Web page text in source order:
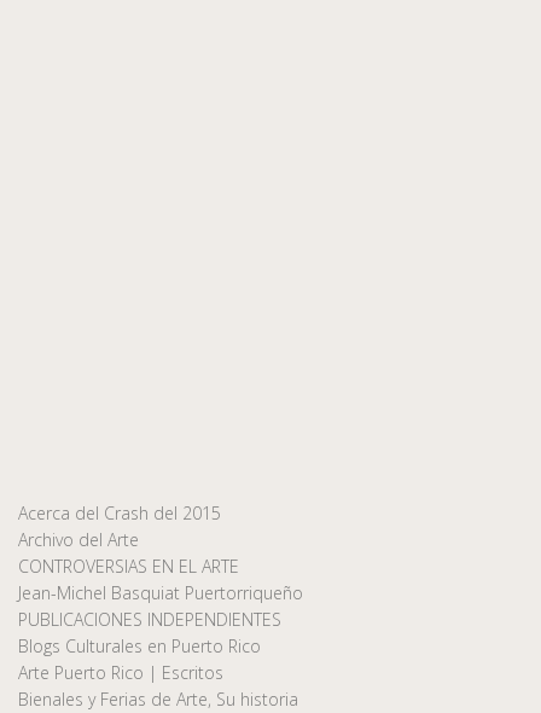
Acerca del Crash del 2015
Archivo del Arte
CONTROVERSIAS EN EL ARTE
Jean-Michel Basquiat Puertorriqueño
PUBLICACIONES INDEPENDIENTES
Blogs Culturales en Puerto Rico
Arte Puerto Rico | Escritos
Bienales y Ferias de Arte, Su historia